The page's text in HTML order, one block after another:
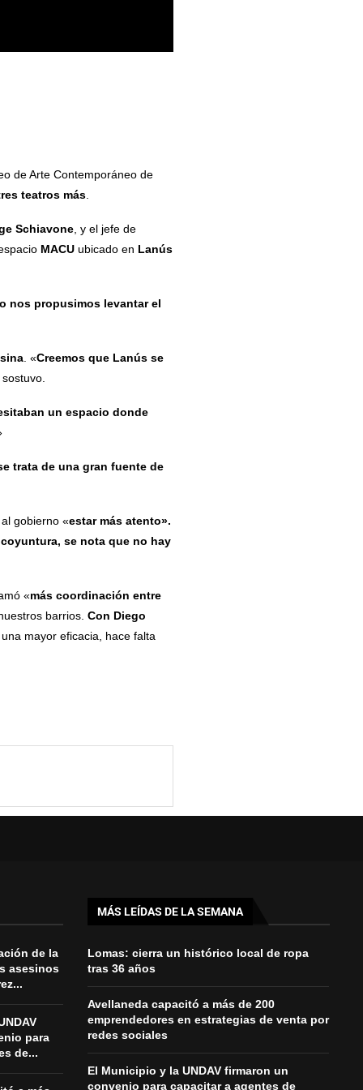
de Arte Contemporáneo de
teatros más.
Schiavone, y el jefe de
MACUubicado en Lanús
nos propusimos levantar el
. «Creemos que Lanús se
un espacio donde
trata de una gran fuente de
gobierno «estar más atento».
se nota que no hay
«más coordinación entre
barrios. Con Diego
mayor eficacia, hace falta
de la
asesinos
para
de...
MÁS LEÍDAS DE LA SEMANA
Lomas: cierra un histórico local de ropa
tras 36 años
Avellaneda capacitó a más de 200
emprendedores en estrategias de venta por
redes sociales
El Municipio y la UNDAV firmaron un
convenio para capacitar a agentes de